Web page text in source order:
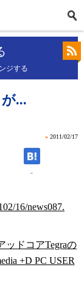
ジする
...
» 2011/02/17
-
ッドコアTegraの
+D PC USER